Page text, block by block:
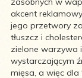
akcent
jego przetwory
tłuszcz i
zielone warzywa
wystarczającym
mięsa, a więc